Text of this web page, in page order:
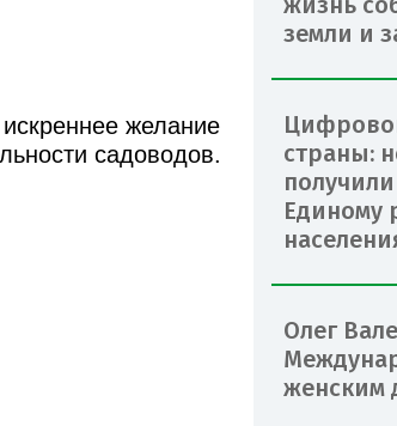
желание
садоводов.
земли и
страны:
Единому
Олег
женским